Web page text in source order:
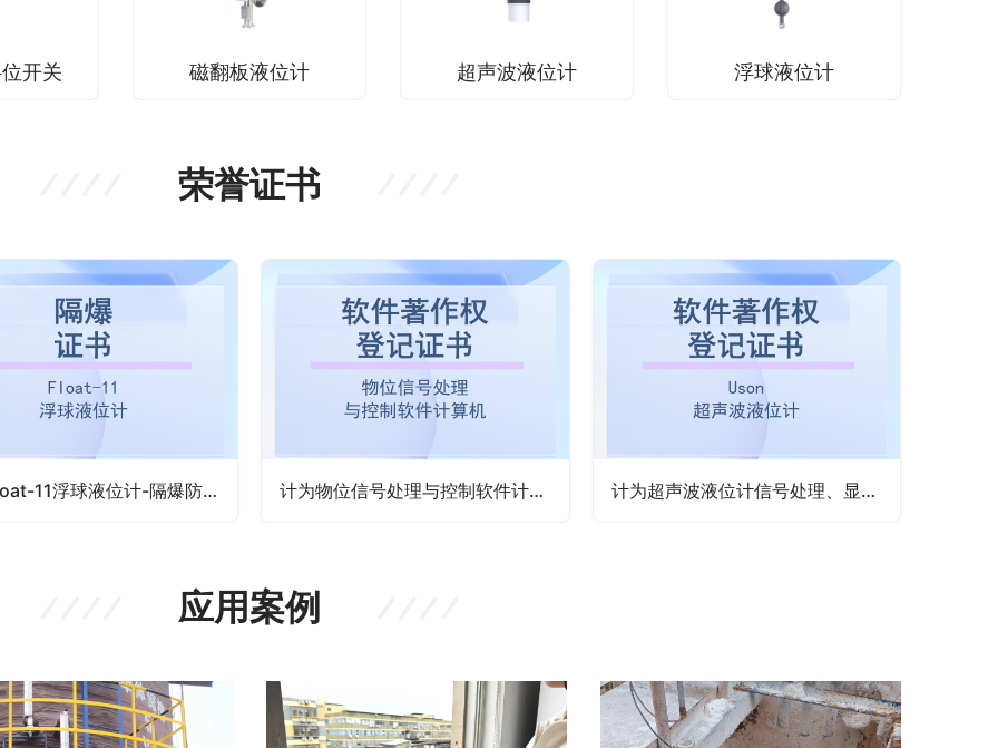
开关 磁翻板液位计 超声波液位计 浮球液位计
荣誉证书
计为Float-11浮球液位计-隔爆防爆证书 计为物位信号处理与控制软件计算机软件著作权登记证书 计为超声波液位计信号处理、显示、检测计算机软件著作权登记证书
应用案例